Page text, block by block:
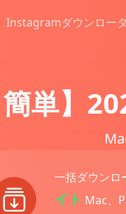
Instagramダウンロー
簡単】
一括ダウンロ
イト Mac、